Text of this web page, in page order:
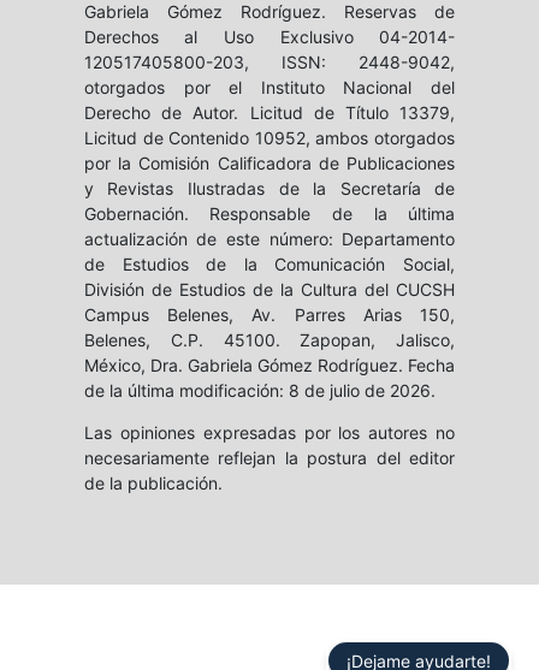
Gabriela Gómez Rodríguez. Reservas de
Derechos al Uso Exclusivo 04-2014-
120517405800-203, ISSN: 2448-9042,
otorgados por el Instituto Nacional del
Derecho de Autor. Licitud de Título 13379,
Licitud de Contenido 10952, ambos otorgados
por la Comisión Calificadora de Publicaciones
y Revistas Ilustradas de la Secretaría de
Gobernación. Responsable de la última
actualización de este número: Departamento
de Estudios de la Comunicación Social,
División de Estudios de la Cultura del CUCSH
Campus Belenes, Av. Parres Arias 150,
Belenes, C.P. 45100. Zapopan, Jalisco,
México, Dra. Gabriela Gómez Rodríguez. Fecha
de la última modificación: 8 de julio de 2026.
Las opiniones expresadas por los autores no
necesariamente reflejan la postura del editor
de la publicación.
¡Dejame ayudarte!